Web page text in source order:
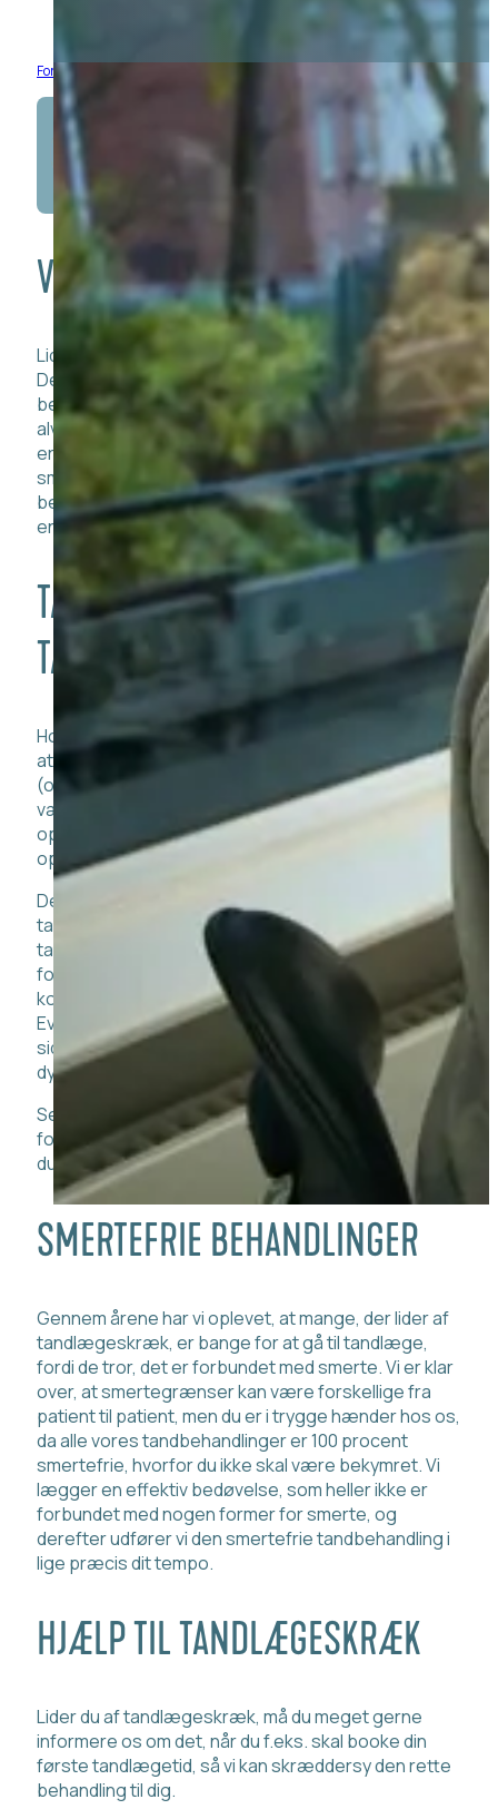
Forside
VI ER DER FOR DIG
Lider du af tandlægeskræk, er du ikke den eneste.
Det er helt naturligt at være nervøs, og alle
behandlere på klinikken tager din bekymring
alvorligt. Vi påbegynder ingen behandlinger, uden du
er med, og vi gør vores yderste for at give dig en
smertefri behandling. Tandlægeskræk kan
behandles, men det første skridt er altid at bestille
en tid.
TANDLÆGER MED SPECIALE I
TANDLÆGESKRÆK
Hos Tandlægerne Søborg har vi mange års erfaring i
at behandle patienter, der lider af tandlægeskræk
(odontofobi). Vi har fuld forståelse for, at det kan
være skræmmende for nogle patienter at sætte sig
op i tandlægestolen, og derfor er vi særligt
opmærksomme på denne patientgruppe.
Desværre ser vi, at nogle patienter, der lider af
tandlægeskræk, har en tendens til at undgå
tandeftersyn og tandbehandlinger. Er det tilfældet
for dig, kan det få store sundhedsmæssige
konsekvenser for din mund- og tandsundhed.
Eventuelt ubehandlet caries eller paradentose kan i
sidste ende betyde, at tandkødslommerne bliver så
dybe, at dine tænder bliver løse.
Selvom det måske kan virke grænseoverskridende
for dig, der lider af tandlægeskræk, er det vigtigt, at
du overholder dine regelmæssige tandeftersyn.
SMERTEFRIE BEHANDLINGER
Gennem årene har vi oplevet, at mange, der lider af
tandlægeskræk, er bange for at gå til tandlæge,
fordi de tror, det er forbundet med smerte. Vi er klar
over, at smertegrænser kan være forskellige fra
patient til patient, men du er i trygge hænder hos os,
da alle vores tandbehandlinger er 100 procent
smertefrie, hvorfor du ikke skal være bekymret. Vi
lægger en effektiv bedøvelse, som heller ikke er
forbundet med nogen former for smerte, og
derefter udfører vi den smertefrie tandbehandling i
lige præcis dit tempo.
HJÆLP TIL TANDLÆGESKRÆK
Lider du af tandlægeskræk, må du meget gerne
informere os om det, når du f.eks. skal booke din
første tandlægetid, så vi kan skræddersy den rette
behandling til dig.